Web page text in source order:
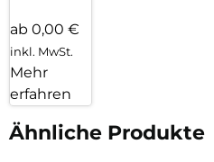
ab 0,00 €
inkl. MwSt.
Mehr
erfahren
Ähnliche Produkte